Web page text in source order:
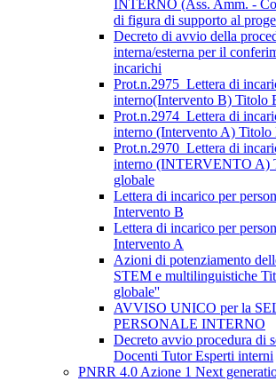
INTERNO (Ass. Amm. -
di figura di supporto al
Decreto di avvio della
interna/esterna per il
incarichi
Prot.n.2975_Lettera di
interno(Intervento B) Titolo
Prot.n.2974_Lettera di
interno (Intervento A) Titolo
Prot.n.2970_Lettera di
interno (INTERVENTO A)
globale
Lettera di incarico per
Intervento B
Lettera di incarico per
Intervento A
Azioni di potenziamento
STEM e multilinguistiche
globale''
AVVISO UNICO per la
PERSONALE INTERNO
Decreto avvio procedura di
Docenti Tutor Esperti interni
PNRR 4.0 Azione 1 Next